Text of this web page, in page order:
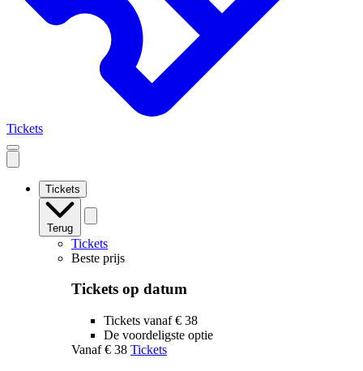
Tickets
Open
mobile
Tickets
Terug
Tickets
Beste prijs
Tickets op datum
Tickets vanaf € 38
De voordeligste optie
Vanaf € 38 Tickets